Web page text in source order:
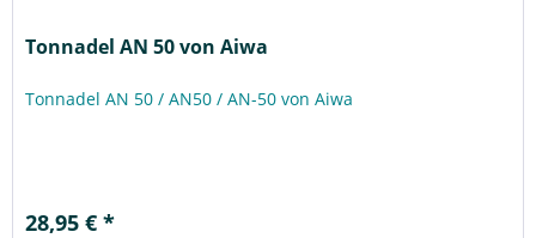
Tonnadel AN 50 von Aiwa
Tonnadel AN 50 / AN50 / AN-50 von Aiwa
28,95 € *